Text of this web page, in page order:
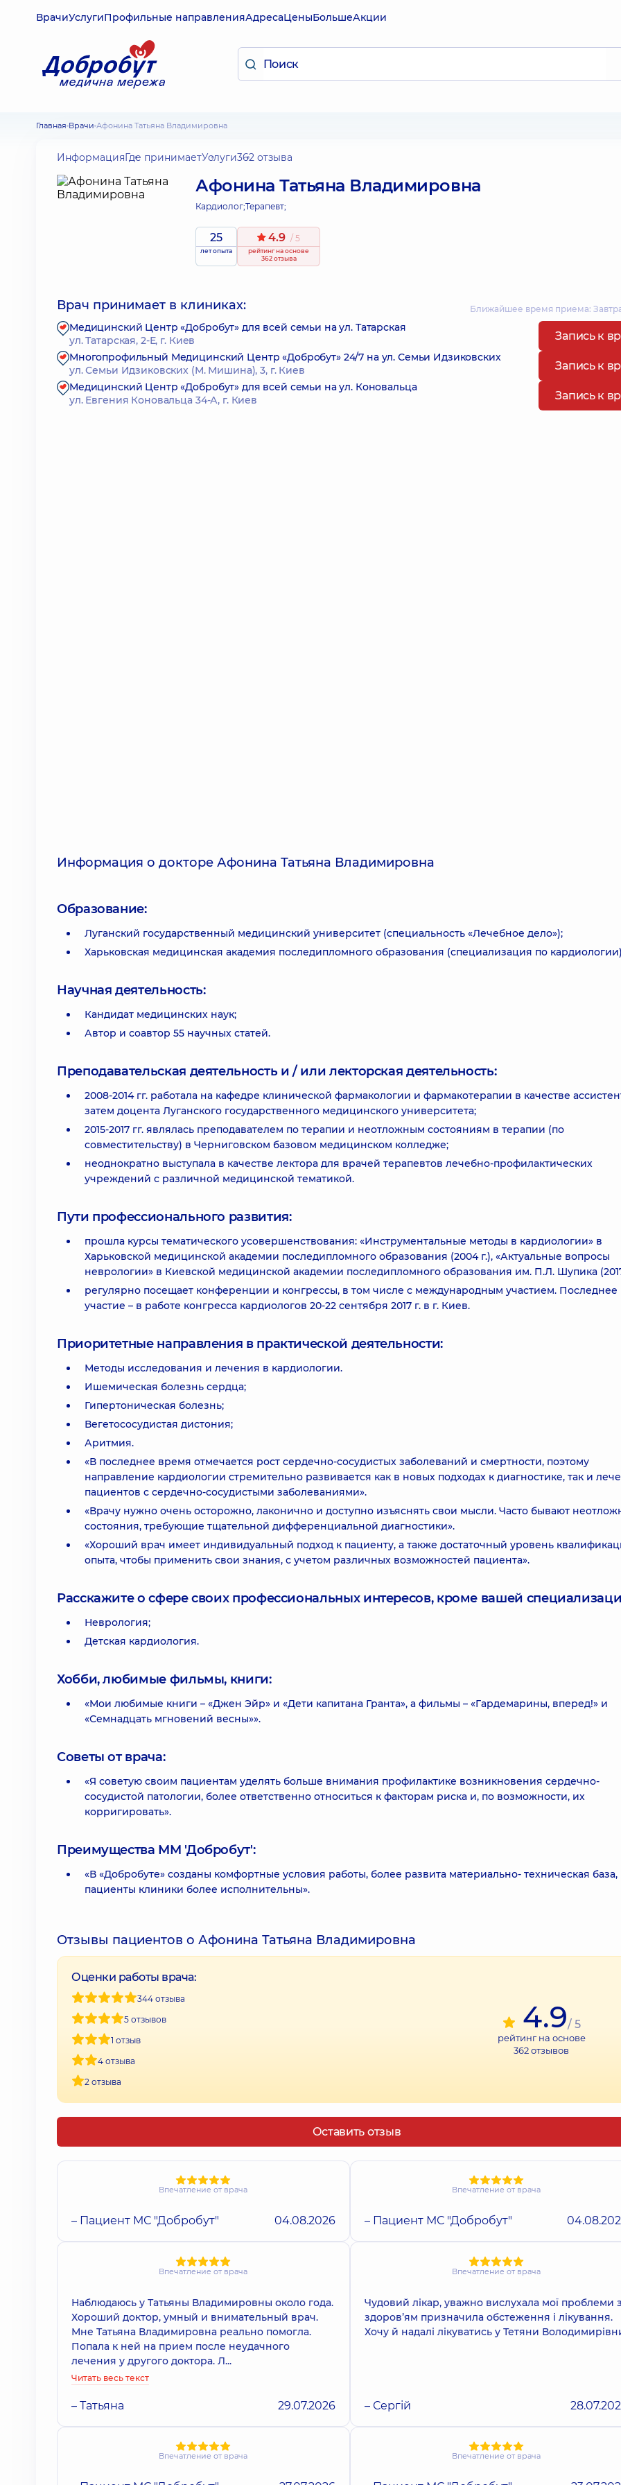
ВрачиУслугиПрофильные направленияАдресаЦеныБольшеАкции
Главная Врачи Афонина Татьяна Владимировна
ИнформацияГде принимаетУслуги362 отзыва
Афонина Татьяна Владимировна
Кардиолог;Терапевт;
25
лет опыта
4.9 / 5
рейтингна основе
362 отзыва
Врач принимает в клиниках: Ближайшее время приема:
Медицинский Центр «Добробут» для всей семьи на ул. Татарская
ул. Татарская, 2-Е, г. Киев
Запись к
Многопрофильный Медицинский Центр «Добробут» 24/7 на ул. Семьи Идзиковских
ул. Семьи Идзиковских (М. Мишина), 3, г. Киев
Запись к
Медицинский Центр «Добробут» для всей семьи на ул. Коновальца
ул. Евгения Коновальца 34-А, г. Киев
Запись к
Информация о докторе Афонина Татьяна Владимировна
Образование:
Луганский государственный медицинский университет (специальность «Лечебное дело»);
Харьковская медицинская академия последипломного образования (специализация по
Научная деятельность:
Кандидат медицинских наук;
Автор и соавтор 55 научных статей.
Преподавательская деятельность и / или лекторская деятельность:
2008-2014 гг. работала на кафедре клинической фармакологии и фармакотерапии в качестве
затем доцента Луганского государственного медицинского университета;
2015-2017 гг. являлась преподавателем по терапии и неотложным состояниям в терапии (по
совместительству) в Черниговском базовом медицинском колледже;
неоднократно выступала в качестве лектора для врачей терапевтов лечебно-профилактических
учреждений с различной медицинской тематикой.
Пути профессионального развития:
прошла курсы тематического усовершенствования: «Инструментальные методы в кардиологии» в
Харьковской медицинской академии последипломного образования (2004 г.), «Актуальные вопросы
неврологии» в Киевской медицинской академии последипломного образования им. П.Л. Шупика
регулярно посещает конференции и конгрессы, в том числе с международным участием. Последнее
участие – в работе конгресса кардиологов 20-22 сентября 2017 г. в г. Киев.
Приоритетные направления в практической деятельности:
Методы исследования и лечения в кардиологии.
Ишемическая болезнь сердца;
Гипертоническая болезнь;
Вегетососудистая дистония;
Аритмия.
«В последнее время отмечается рост сердечно-сосудистых заболеваний и смертности, поэтому
направление кардиологии стремительно развивается как в новых подходах к диагностике, так и
пациентов с сердечно-сосудистыми заболеваниями».
«Врачу нужно очень осторожно, лаконично и доступно изъяснять свои мысли. Часто бывают
состояния, требующие тщательной дифференциальной диагностики».
«Хороший врач имеет индивидуальный подход к пациенту, а также достаточный уровень
опыта, чтобы применить свои знания, с учетом различных возможностей пациента».
Расскажите о сфере своих профессиональных интересов, кроме вашей
Неврология;
Детская кардиология.
Хобби, любимые фильмы, книги:
«Мои любимые книги – «Джен Эйр» и «Дети капитана Гранта», а фильмы – «Гардемарины, вперед!» и
«Семнадцать мгновений весны»».
Советы от врача:
«Я советую своим пациентам уделять больше внимания профилактике возникновения сердечно-
сосудистой патологии, более ответственно относиться к факторам риска и, по возможности, их
корригировать».
Преимущества ММ 'Добробут':
«В «Добробуте» созданы комфортные условия работы, более развита материально- техническая база,
пациенты клиники более исполнительны».
Отзывы пациентов о Афонина Татьяна Владимировна
Оценки работы врача:
344 отзыва
5 отзывов
1 отзыв
4 отзыва
2 отзыва
4.9/ 5
рейтинг на основе
362отзывов
Оставить отзыв
Впечатление от врача
– Пациент МС "Добробут" 04.08.2026
Впечатление от врача
– Пациент МС "Добробут"
Впечатление от врача
Наблюдаюсь у Татьяны Владимировны около года.
Хороший доктор, умный и внимательный врач.
Мне Татьяна Владимировна реально помогла.
Попала к ней на прием после неудачного
лечения у другого доктора. Л...
Читать весь текст
– Татьяна 29.07.2026
Впечатление от врача
Чудовий лікар, уважно вислухала мої проблеми
здоровʼям призначила обстеження і лікування.
Хочу й надалі лікуватись у Тетяни
– Сергій
Впечатление от врача Впечатление от врача